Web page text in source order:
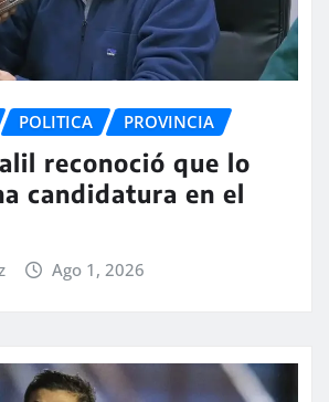
POLITICA PROVINCIA
reconoció que lo
candidatura en el
Ago 1, 2026